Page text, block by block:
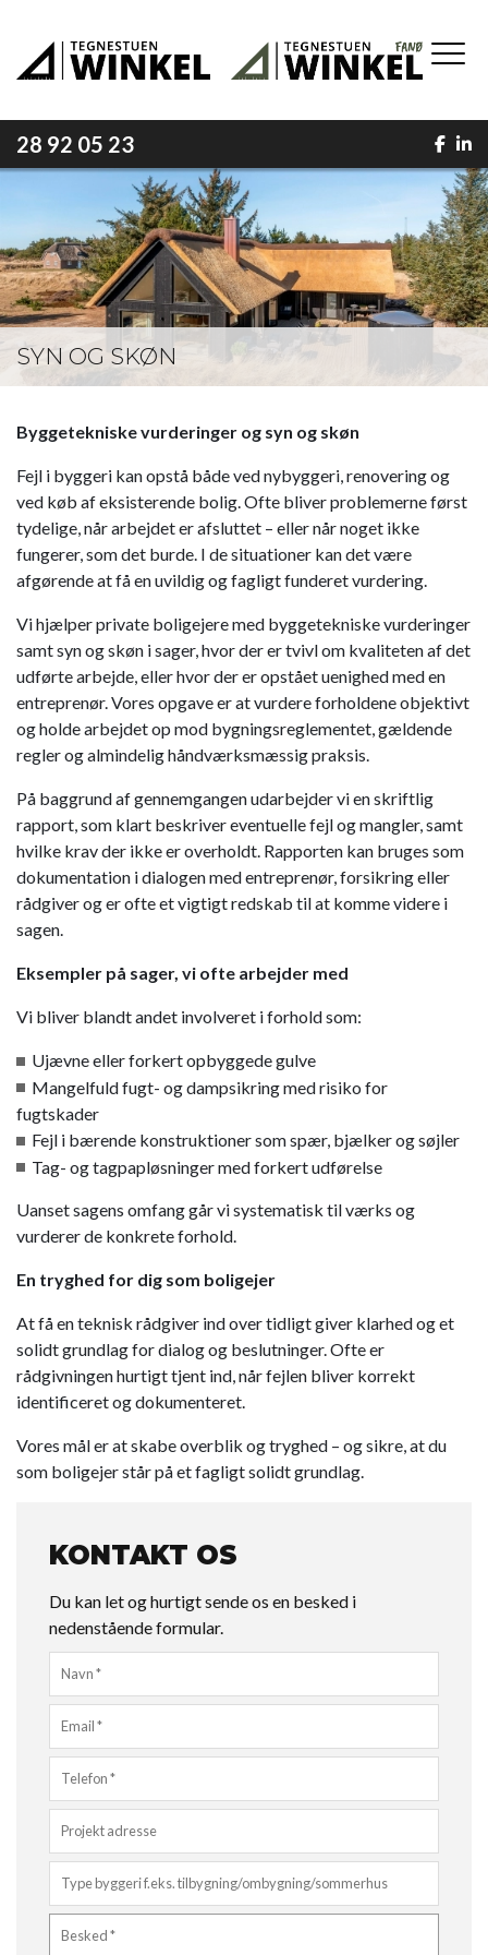
hovedindhold
28 92 05 23
SYN OG SKØN
Byggetekniske vurderinger og syn og skøn
Fejl i byggeri kan opstå både ved nybyggeri, renovering og
ved køb af eksisterende bolig. Ofte bliver problemerne først
tydelige, når arbejdet er afsluttet – eller når noget ikke
fungerer, som det burde. I de situationer kan det være
afgørende at få en uvildig og fagligt funderet vurdering.
Vi hjælper private boligejere med byggetekniske vurderinger
samt syn og skøn i sager, hvor der er tvivl om kvaliteten af det
udførte arbejde, eller hvor der er opstået uenighed med en
entreprenør. Vores opgave er at vurdere forholdene objektivt
og holde arbejdet op mod bygningsreglementet, gældende
regler og almindelig håndværksmæssig praksis.
På baggrund af gennemgangen udarbejder vi en skriftlig
rapport, som klart beskriver eventuelle fejl og mangler, samt
hvilke krav der ikke er overholdt. Rapporten kan bruges som
dokumentation i dialogen med entreprenør, forsikring eller
rådgiver og er ofte et vigtigt redskab til at komme videre i
sagen.
Eksempler på sager, vi ofte arbejder med
Vi bliver blandt andet involveret i forhold som:
Ujævne eller forkert opbyggede gulve
Mangelfuld fugt- og dampsikring med risiko for
fugtskader
Fejl i bærende konstruktioner som spær, bjælker og søjler
Tag- og tagpapløsninger med forkert udførelse
Uanset sagens omfang går vi systematisk til værks og
vurderer de konkrete forhold.
En tryghed for dig som boligejer
At få en teknisk rådgiver ind over tidligt giver klarhed og et
solidt grundlag for dialog og beslutninger. Ofte er
rådgivningen hurtigt tjent ind, når fejlen bliver korrekt
identificeret og dokumenteret.
Vores mål er at skabe overblik og tryghed – og sikre, at du
som boligejer står på et fagligt solidt grundlag.
KONTAKT OS
Du kan let og hurtigt sende os en besked i
nedenstående formular.